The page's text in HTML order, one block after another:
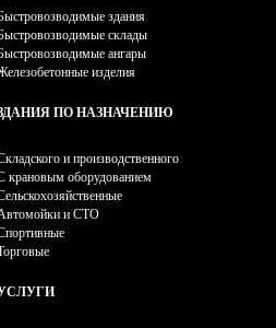
здания
склады
ангары
изделия
ПО НАЗНАЧЕНИЮ
и производственного
крановым оборудованием
и СТО